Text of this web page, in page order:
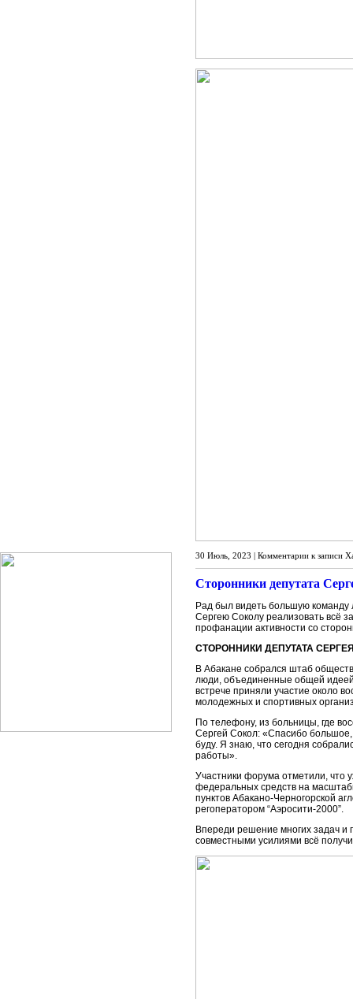
30 Июль, 2023 | Комментарии к записи
Сторонники депутата
Рад был видеть большую
Сергею Соколу реализовать всё
профанации активности со
СТОРОННИКИ ДЕПУТАТА
В Абакане собрался штаб
люди, объединенные общей идеей
встрече приняли участие около
молодежных и спортивных
По телефону, из больницы, где
Сергей Сокол: «Спасибо
буду. Я знаю, что сегодня
работы».
Участники форума отметили, что
федеральных средств на
пунктов Абакано-Черногорской
регоператором “Аэросити-2000”.
Впереди решение многих задач
совместными усилиями всё